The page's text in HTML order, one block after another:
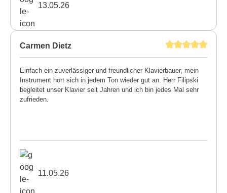
13.05.26
Carmen Dietz
Einfach ein zuverlässiger und freundlicher Klavierbauer, mein
Instrument hört sich in jedem Ton wieder gut an. Herr Filipski
begleitet unser Klavier seit Jahren und ich bin jedes Mal sehr
zufrieden.
11.05.26